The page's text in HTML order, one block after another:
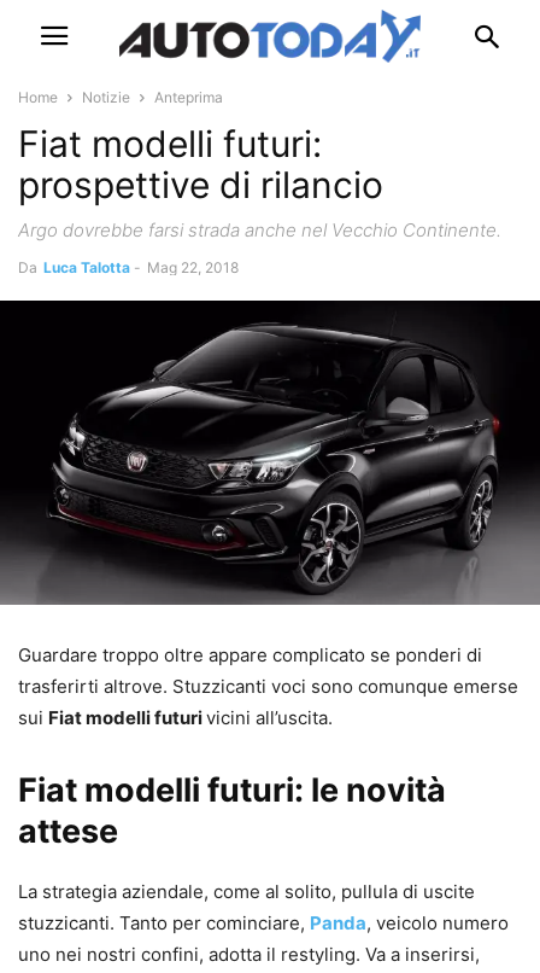
Home Notizie Anteprima
Fiat modelli futuri:
prospettive di rilancio
Argo dovrebbe farsi strada anche nel Vecchio Continente.
Da Luca Talotta - Mag 22, 2018
Guardare troppo oltre appare complicato se ponderi di
trasferirti altrove. Stuzzicanti voci sono comunque emerse
sui Fiat modelli futurivicini all’uscita.
Fiat modelli futuri: le novità
attese
La strategia aziendale, come al solito, pullula di uscite
stuzzicanti. Tanto per cominciare, Panda, veicolo numero
uno nei nostri confini, adotta il restyling. Va a inserirsi,